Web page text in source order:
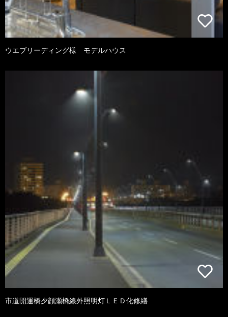
ウエブリーディング様 モデルハウス
市道開運橋夕顔瀬橋線外照明灯ＬＥＤ化修繕